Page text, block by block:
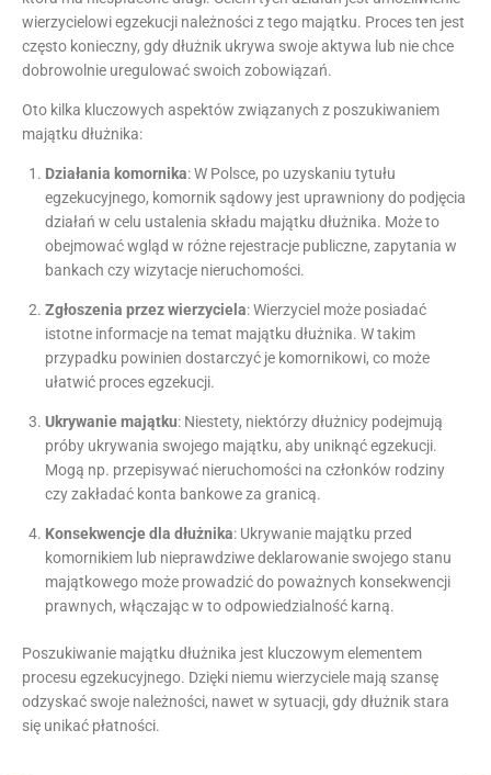
wierzycielowi egzekucji należności z tego majątku. Proces ten jest
często konieczny, gdy dłużnik ukrywa swoje aktywa lub nie chce
dobrowolnie uregulować swoich zobowiązań.
Oto kilka kluczowych aspektów związanych z poszukiwaniem
majątku dłużnika:
Działania komornika: W Polsce, po uzyskaniu tytułu
egzekucyjnego, komornik sądowy jest uprawniony do podjęcia
działań w celu ustalenia składu majątku dłużnika. Może to
obejmować wgląd w różne rejestracje publiczne, zapytania w
bankach czy wizytacje nieruchomości.
Zgłoszenia przez wierzyciela: Wierzyciel może posiadać
istotne informacje na temat majątku dłużnika. W takim
przypadku powinien dostarczyć je komornikowi, co może
ułatwić proces egzekucji.
Ukrywanie majątku: Niestety, niektórzy dłużnicy podejmują
próby ukrywania swojego majątku, aby uniknąć egzekucji.
Mogą np. przepisywać nieruchomości na członków rodziny
czy zakładać konta bankowe za granicą.
Konsekwencje dla dłużnika: Ukrywanie majątku przed
komornikiem lub nieprawdziwe deklarowanie swojego stanu
majątkowego może prowadzić do poważnych konsekwencji
prawnych, włączając w to odpowiedzialność karną.
Poszukiwanie majątku dłużnika jest kluczowym elementem
procesu egzekucyjnego. Dzięki niemu wierzyciele mają szansę
odzyskać swoje należności, nawet w sytuacji, gdy dłużnik stara
się unikać płatności.